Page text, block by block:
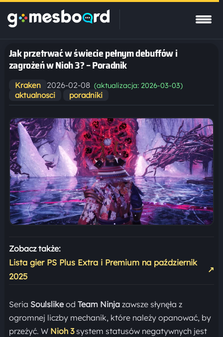
Jak przetrwać w świecie pełnym debuffów i
zagrożeń w Nioh 3? – Poradnik
Kraken 2026-02-08 (aktualizacja: 2026-03-03)
aktualnosci poradniki
Zobacz także:
Lista gier PS Plus Extra i Premium na październik
2025
↗
Seria Soulslikeod Team Ninjazawsze słynęła z
ogromnej liczby mechanik, które należy opanować, by
przeżyć. W Nioh 3system statusów negatywnych jest